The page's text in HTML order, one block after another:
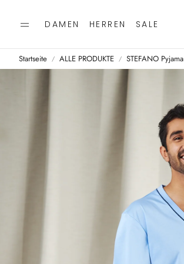
DAMEN HERREN SALE
Startseite ALLE PRODUKTE STEFANO Pyjama